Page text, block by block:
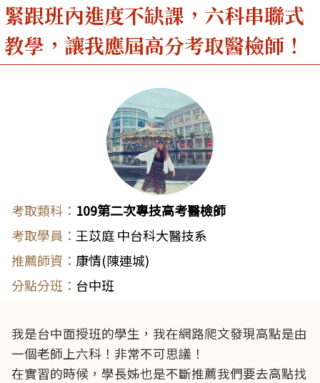
緊跟班內進度不缺課，六科串聯式
教學，讓我應屆高分考取醫檢師！
109第二次專技高考醫檢師
王苡庭 中台科大醫技系
康情(陳連城)
台中班
我是台中面授班的學生，我在網路爬文發現高點是由
一個老師上六科！非常不可思議！
在實習的時候，學長姊也是不斷推薦我們要去高點找